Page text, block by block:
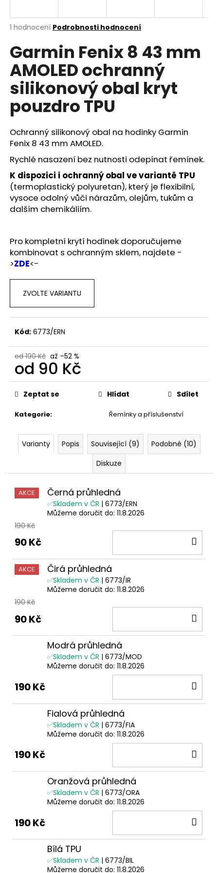
Průměrné
produktu
je
5,0
z
5
hvězdiček.
1 hodnocení Podrobnosti hodnocení
Garmin Fenix 8 43 mm
AMOLED ochranný
silikonový obal kryt
pouzdro TPU
Ochranný silikonový obal na hodinky Garmin
Fenix 8 43 mm AMOLED.
Rychlé nasazení bez nutnosti odepínat řemínek.
K dispozici i ochranný obal ve variantě TPU
(termoplastický polyuretan), který je flexibilní,
vysoce odolný vůči nárazům, olejům, tukům a
dalším chemikáliím.
Pro kompletní krytí hodinek doporučujeme
kombinovat s ochranným sklem, najdete -
>ZDE<-
ZVOLTE VARIANTU
Kód: 6773/ERN
od 190 Kč až –52 %
od 90 Kč
Měrná
cena:
Kategorie: Řemínky a příslušenství
Zeptat se Hlídat Sdílet
Varianty Popis Související (9)
Podobné (10)
Diskuze
AKCE Černá průhledná
✅Skladem v ČR | 6773/ERN
Můžeme doručit do: 11.8.2026
190 Kč
90 Kč
AKCE Čirá průhledná
✅Skladem v ČR | 6773/IR
Můžeme doručit do: 11.8.2026
190 Kč
90 Kč
Modrá průhledná
✅Skladem v ČR | 6773/MOD
Můžeme doručit do: 11.8.2026
190 Kč
Fialová průhledná
✅Skladem v ČR | 6773/FIA
Můžeme doručit do: 11.8.2026
190 Kč
Oranžová průhledná
✅Skladem v ČR | 6773/ORA
Můžeme doručit do: 11.8.2026
190 Kč
Bílá TPU
✅Skladem v ČR | 6773/BIL
Můžeme doručit do: 11.8.2026
j
t
?
HLEDAT
D
o
p
o
r
u
j
e
m